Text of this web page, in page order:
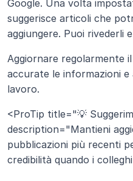
Google. Una volta
suggerisce articoli che
aggiungere. Puoi rivederli
Aggiornare regolarmente
accurate le informazioni
lavoro.
<ProTip title="💡
description="Mantieni
pubblicazioni più recenti
credibilità quando i